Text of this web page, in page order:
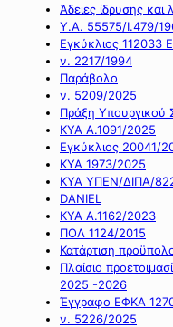
Άδειες ίδρυσης και
Υ.Α. 55575/Ι.479/
Εγκύκλιος 112033
ν. 2217/1994
Παράβολο
ν. 5209/2025
Πράξη Υπουργικού
ΚΥΑ Α.1091/2025
Εγκύκλιος 20041/
ΚΥΑ 1973/2025
ΚΥΑ ΥΠΕΝ/ΔΙΠΑ/
DANIEL
ΚΥΑ Α.1162/2023
ΠΟΛ 1124/2015
Κατάρτιση
Πλαίσιο
2025 -2026
Έγγραφο ΕΦΚΑ
ν. 5226/2025